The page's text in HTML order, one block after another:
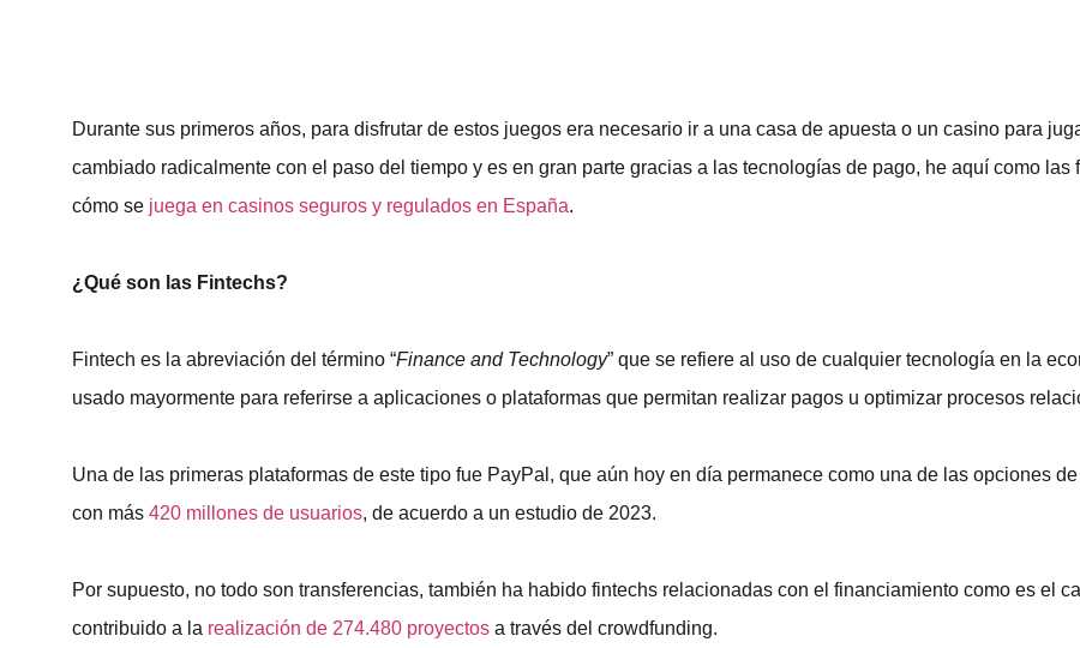
Durante sus primeros años, para disfrutar de estos juegos era necesario ir a una casa de apuesta o un casino para
cambiado radicalmente con el paso del tiempo y es en gran parte gracias a las tecnologías de pago, he aquí como las
cómo se juega en casinos seguros y regulados en España.
¿Qué son las Fintechs?
Fintech es la abreviación del término “Finance and Technology” que se refiere al uso de cualquier tecnología en la
usado mayormente para referirse a aplicaciones o plataformas que permitan realizar pagos u optimizar procesos
Una de las primeras plataformas de este tipo fue PayPal, que aún hoy en día permanece como una de las opciones
con más 420 millones de usuarios, de acuerdo a un estudio de 2023.
Por supuesto, no todo son transferencias, también ha habido fintechs relacionadas con el financiamiento como es el
contribuido a la realización de 274.480 proyectos a través del crowdfunding.